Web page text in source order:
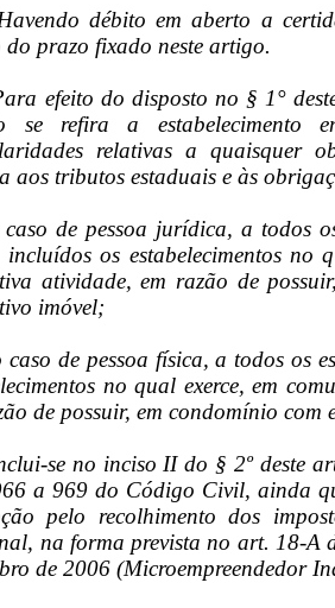
débito em aberto a
do prazo fixado neste artigo.
efeito do disposto no § 1°
se refira a estabelecimento
relativas a quaisquer
aos tributos estaduais e às
de pessoa jurídica, a todos
os estabelecimentos no
atividade, em razão de
imóvel;
de pessoa física, a todos os
no qual exerce, em
de possuir, em condomínio
se no inciso II do § 2º deste
a 969 do Código Civil, ainda
pelo recolhimento dos
na forma prevista no art. 18-A
de 2006 (Microempreendedor